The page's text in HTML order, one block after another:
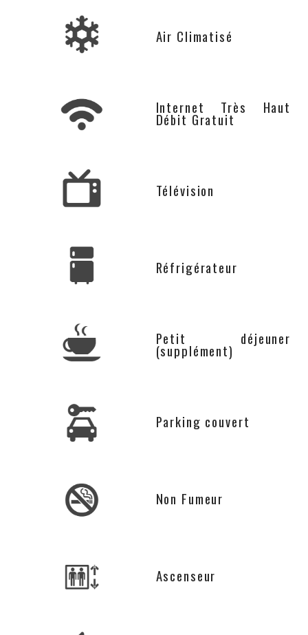
Air Climatisé
Internet Très Haut
Débit Gratuit
Télévision
Réfrigérateur
Petit déjeuner
(supplément)
Parking couvert
Non Fumeur
Ascenseur